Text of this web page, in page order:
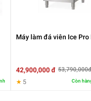
phẩm, Kiểm soát
Máy làm đá viên Ice Pro
42,900,000 đ 53,790,000đ
★ 5 Còn